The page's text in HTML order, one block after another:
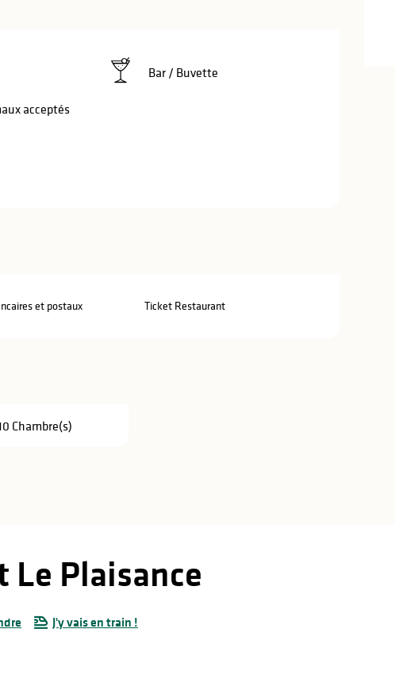
Bar / Buvette
acceptés
et postaux Ticket Restaurant
Chambre(s)
Plaisance
J'y vais en train !